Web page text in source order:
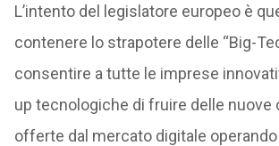
L’intento del legislatore europeo è
contenere lo strapotere delle “Big-
consentire a tutte le imprese
up tecnologiche di fruire delle nuove
offerte dal mercato digitale